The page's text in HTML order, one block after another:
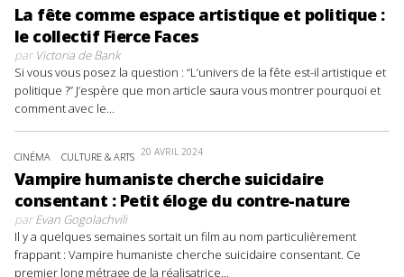
La fête comme espace artistique et politique :
le collectif Fierce Faces
parVictoria de Bank
Si vous vous posez la question : “L’univers de la fête est-il artistique et
politique ?” J’espère que mon article saura vous montrer pourquoi et
comment avec le...
CINÉMA CULTURE & ARTS 20 AVRIL 2024
Vampire humaniste cherche suicidaire
consentant : Petit éloge du contre-nature
parEvan Gogolachvili
Il y a quelques semaines sortait un film au nom particulièrement
frappant : Vampire humaniste cherche suicidaire consentant. Ce
premier long métrage de la réalisatrice...